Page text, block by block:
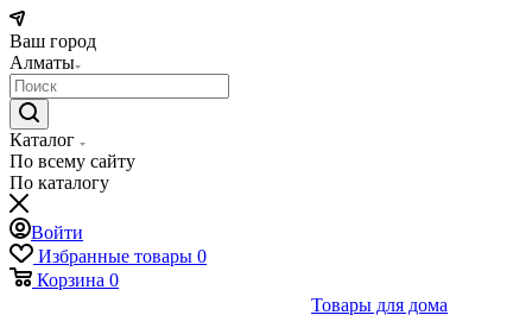
Ваш город
Алматы
Каталог
По всему сайту
По каталогу
Войти
Избранные товары 0
Корзина 0
Товары для дома